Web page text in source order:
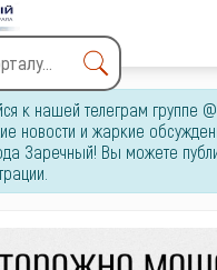
characters
к нашей телеграм группе
новости и жаркие
Заречный! Вы можете